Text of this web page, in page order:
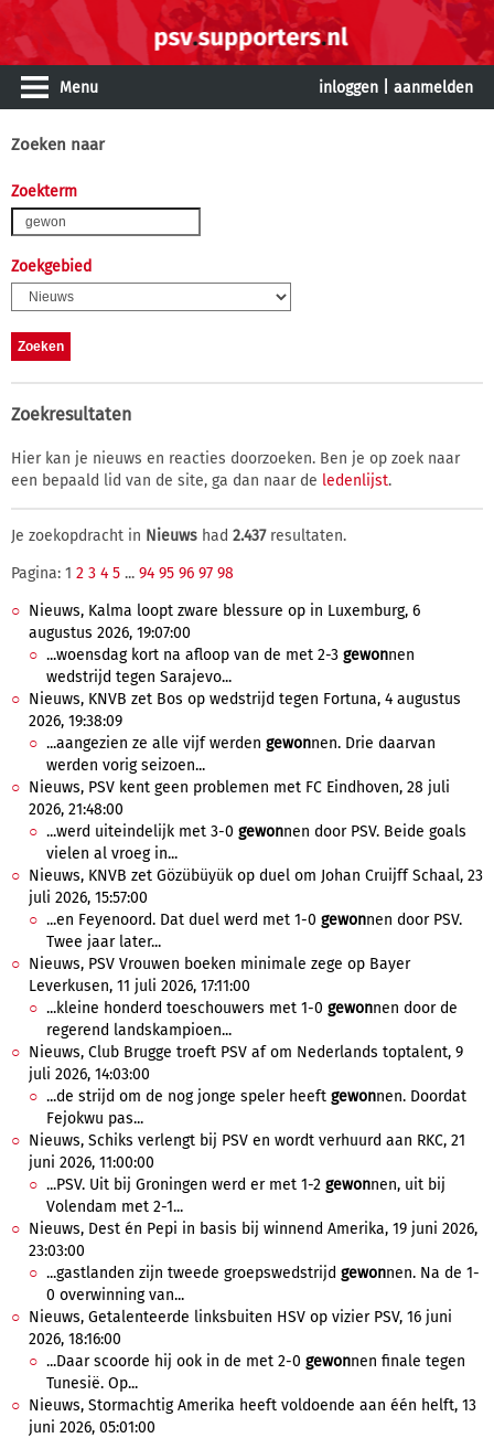
Menu inloggen aanmelden
Zoeken naar
Zoekterm
Zoekgebied
Zoekresultaten
Hier kan je nieuws en reacties doorzoeken. Ben je op zoek naar
een bepaald lid van de site, ga dan naar de ledenlijst.
Je zoekopdracht in Nieuws had 2.437resultaten.
Pagina: 1 2 3 4 5 ... 94 95 96 97 98
Nieuws, Kalma loopt zware blessure op in Luxemburg, 6
augustus 2026, 19:07:00
...woensdag kort na afloop van de met 2-3 gewonnen
wedstrijd tegen Sarajevo...
Nieuws, KNVB zet Bos op wedstrijd tegen Fortuna, 4 augustus
2026, 19:38:09
...aangezien ze alle vijf werden gewonnen. Drie daarvan
werden vorig seizoen...
Nieuws, PSV kent geen problemen met FC Eindhoven, 28 juli
2026, 21:48:00
...werd uiteindelijk met 3-0 gewonnen door PSV. Beide goals
vielen al vroeg in...
Nieuws, KNVB zet Gözübüyük op duel om Johan Cruijff Schaal, 23
juli 2026, 15:57:00
...en Feyenoord. Dat duel werd met 1-0 gewonnen door PSV.
Twee jaar later...
Nieuws, PSV Vrouwen boeken minimale zege op Bayer
Leverkusen, 11 juli 2026, 17:11:00
...kleine honderd toeschouwers met 1-0 gewonnen door de
regerend landskampioen...
Nieuws, Club Brugge troeft PSV af om Nederlands toptalent, 9
juli 2026, 14:03:00
...de strijd om de nog jonge speler heeft gewonnen. Doordat
Fejokwu pas...
Nieuws, Schiks verlengt bij PSV en wordt verhuurd aan RKC, 21
juni 2026, 11:00:00
...PSV. Uit bij Groningen werd er met 1-2 gewonnen, uit bij
Volendam met 2-1...
Nieuws, Dest én Pepi in basis bij winnend Amerika, 19 juni 2026,
23:03:00
...gastlanden zijn tweede groepswedstrijd gewonnen. Na de 1-
0 overwinning van...
Nieuws, Getalenteerde linksbuiten HSV op vizier PSV, 16 juni
2026, 18:16:00
...Daar scoorde hij ook in de met 2-0 gewonnen finale tegen
Tunesië. Op...
Nieuws, Stormachtig Amerika heeft voldoende aan één helft, 13
juni 2026, 05:01:00